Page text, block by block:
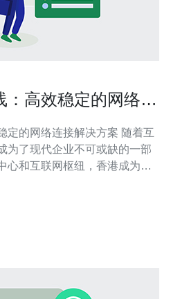
：高效稳定的网络连
网络连接解决方案 随着互
为了现代企业不可或缺的一部
心和互联网枢纽，香港成为了
接解决方案。 香港云服